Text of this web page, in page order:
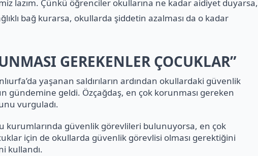
lazım. Çünkü öğrenciler okullarına ne kadar aidiyet duyarsa,
bağ kurarsa, okullarda şiddetin azalması da o kadar
GEREKENLER ÇOCUKLAR”
yaşanan saldırıların ardından okullardaki güvenlik
gündemine geldi. Özçağdaş, en çok korunması gereken
vurguladı.
kurumlarında güvenlik görevlileri bulunuyorsa, en çok
için de okullarda güvenlik görevlisi olması gerektiğini
kullandı.